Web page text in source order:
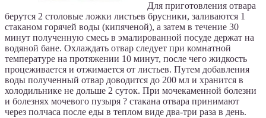
Для приготовления отвара
берутся 2 столовые ложки листьев брусники, заливаются 1
стаканом горячей воды (кипяченой), а затем в течение 30
минут полученную смесь в эмалированной посуде держат на
водяной бане. Охлаждать отвар следует при комнатной
температуре на протяжении 10 минут, после чего жидкость
процеживается и отжимается от листьев. Путем добавления
воды полученный отвар доводится до 200 мл и хранится в
холодильнике не дольше 2 суток. При мочекаменной болезни
и болезнях мочевого пузыря ? стакана отвара принимают
через полчаса после еды в теплом виде два-три раза в день.